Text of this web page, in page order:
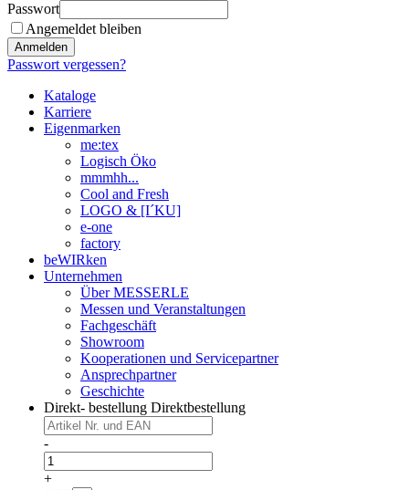
Passwort
Angemeldet bleiben
Anmelden
Passwort vergessen?
Kataloge
Karriere
Eigenmarken
me:tex
Logisch Öko
mmmhh...
Cool and Fresh
LOGO & [I´KU]
e-one
factory
beWIRken
Unternehmen
Über MESSERLE
Messen und Veranstaltungen
Fachgeschäft
Showroom
Kooperationen und Servicepartner
Ansprechpartner
Geschichte
Direkt- bestellung Direktbestellung
-
+